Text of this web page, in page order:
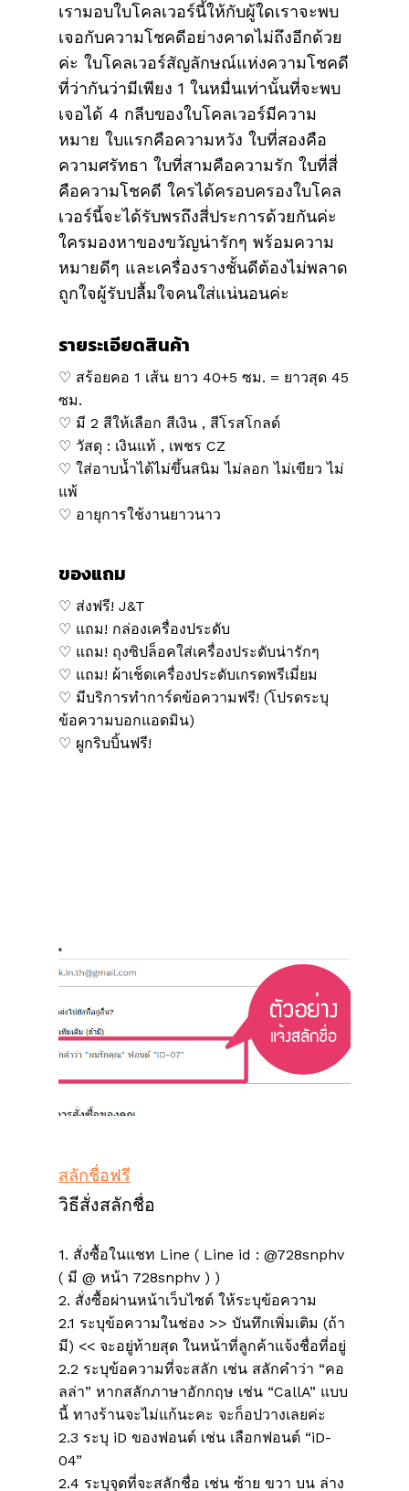
ไม่มีสินค้าในตะกร้า
เรามอบใบโคลเวอร์นี้ให้กับผู้ใดเราจะพบ
เจอกับความโชคดีอย่างคาดไม่ถึงอีกด้วย
ค่ะ ใบโคลเวอร์สัญลักษณ์แห่งความโชคดี
ที่ว่ากันว่ามีเพียง 1 ในหมื่นเท่านั้นที่จะพบ
เจอได้ 4 กลีบของใบโคลเวอร์มีความ
หมาย ใบแรกคือความหวัง ใบที่สองคือ
ความศรัทธา ใบที่สามคือความรัก ใบที่สี่
คือความโชคดี ใครได้ครอบครองใบโคล
เวอร์นี้จะได้รับพรถึงสี่ประการด้วยกันค่ะ
ใครมองหาของขวัญน่ารักๆ พร้อมความ
หมายดีๆ และเครื่องรางชั้นดีต้องไม่พลาด
ถูกใจผู้รับปลื้มใจคนใส่แน่นอนค่ะ
รายระเอียดสินค้า
♡ สร้อยคอ 1 เส้น ยาว 40+5 ซม. = ยาวสุด 45
ซม.
♡ มี 2 สีให้เลือก สีเงิน , สีโรสโกลด์
♡ วัสดุ : เงินแท้ , เพชร CZ
♡ ใส่อาบน้ำได้ไม่ขึ้นสนิม ไม่ลอก ไม่เขียว ไม่
แพ้
♡ อายุการใช้งานยาวนาว
ของแถม
♡ ส่งฟรี! J&T
♡ แถม! กล่องเครื่องประดับ
♡ แถม! ถุงซิปล็อคใส่เครื่องประดับน่ารักๆ
♡ แถม! ผ้าเช็ดเครื่องประดับเกรดพรีเมี่ยม
♡ มีบริการทำการ์ดข้อความฟรี! (โปรดระบุ
ข้อความบอกแอดมิน)
♡ ผูกริบบิ้นฟรี!
สลักชื่อฟรี
วิธีสั่งสลักชื่อ
1. สั่งซื้อในแชท Line ( Line id : @728snphv
( มี @ หน้า 728snphv ) )
2. สั่งซื้อผ่านหน้าเว็บไซต์ ให้ระบุข้อความ
2.1 ระบุข้อความในช่อง >> บันทึกเพิ่มเติม (ถ้า
มี) << จะอยู่ท้ายสุด ในหน้าที่ลูกค้าแจ้งชื่อที่อยู่
2.2 ระบุข้อความที่จะสลัก เช่น สลักคำว่า “คอ
ลล่า” หากสลักภาษาอักกฤษ เช่น “CallA” แบบ
นี้ ทางร้านจะไม่แก้นะคะ จะก็อปวางเลยค่ะ
2.3 ระบุ iD ของฟอนต์ เช่น เลือกฟอนต์ “iD-
04”
2.4 ระบุจุดที่จะสลักชื่อ เช่น ซ้าย ขวา บน ล่าง